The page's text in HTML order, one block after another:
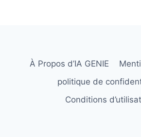
À Propos d’IA GENIE
politique de
Conditions